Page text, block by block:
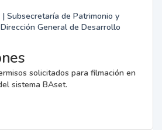
Subsecretaría de Patrimonio y
General de Desarrollo
solicitados para filmación en
sistema BAset.